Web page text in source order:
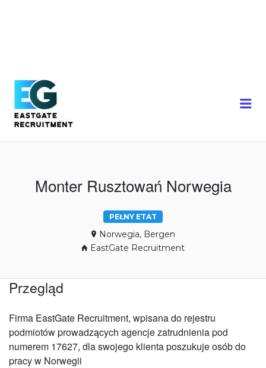
Monter Rusztowań Norwegia
PEŁNY ETAT
Norwegia, Bergen
EastGate Recruitment
Przegląd
Firma EastGate Recruitment, wpisana do rejestru
podmiotów prowadzących agencje zatrudnienia pod
numerem 17627, dla swojego klienta poszukuje osób do
pracy w Norwegii